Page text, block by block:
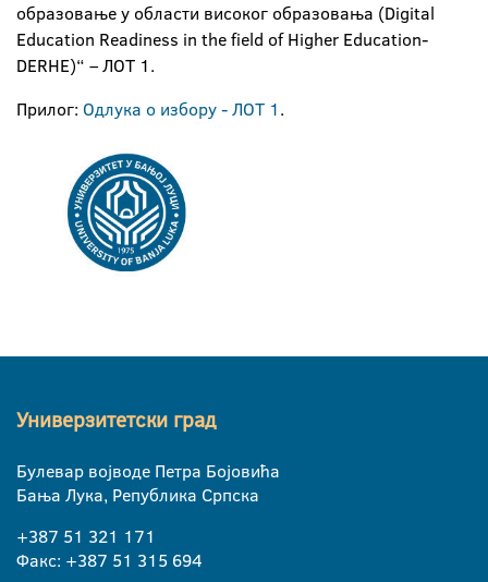
образовање у области високог образовања (Digital
Education Readiness in the field of Higher Education-
DERHE)“ – ЛОТ 1.
Прилог: Одлука о избору - ЛОТ 1.
Универзитетски град
Булевар војводе Петра Бојовића
Бања Лука, Република Српска
+387 51 321 171
Факс: +387 51 315 694